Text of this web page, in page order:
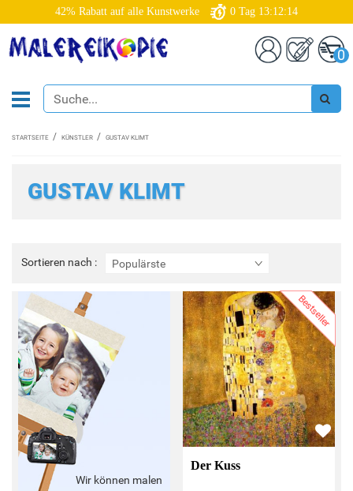
42% Rabatt auf alle Kunstwerke 0 Tag 13:12:12
0
STARTSEITE KÜNSTLER GUSTAV KLIMT
GUSTAV KLIMT
Sortieren nach : Populärste
Sortieren
nach
Wir können malen
Bestseller
Der Kuss